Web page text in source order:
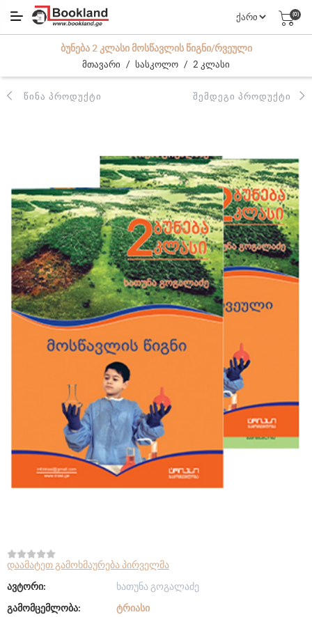
(0)
ᲑᲣᲜᲔᲑᲐ 2 ᲙᲚᲐᲡᲘ ᲛᲝᲡᲬᲐᲕᲚᲘᲡ ᲬᲘᲒᲜᲘ/ᲠᲕᲔᲣᲚᲘ
მთავარი / სასკოლო / 2 კლასი
ᲬᲘᲜᲐ ᲞᲠᲝᲓᲣᲥᲢᲘ ᲨᲔᲛᲓᲔᲒᲘ ᲞᲠᲝᲓᲣᲥᲢᲘ
დაამატეთ გამოხმაურება პირველმა
ავტორი:
ხათუნა გოგალაძე
გამომცემლობა:
ᲢᲠᲘᲐᲡᲘ